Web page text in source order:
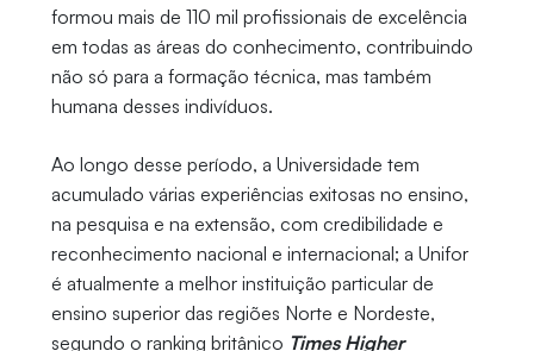
formou mais de 110 mil profissionais de excelência
em todas as áreas do conhecimento, contribuindo
não só para a formação técnica, mas também
humana desses indivíduos.
Ao longo desse período, a Universidade tem
acumulado várias experiências exitosas no ensino,
na pesquisa e na extensão, com credibilidade e
reconhecimento nacional e internacional; a Unifor
é atualmente a melhor instituição particular de
ensino superior das regiões Norte e Nordeste,
segundo o ranking britânico Times Higher